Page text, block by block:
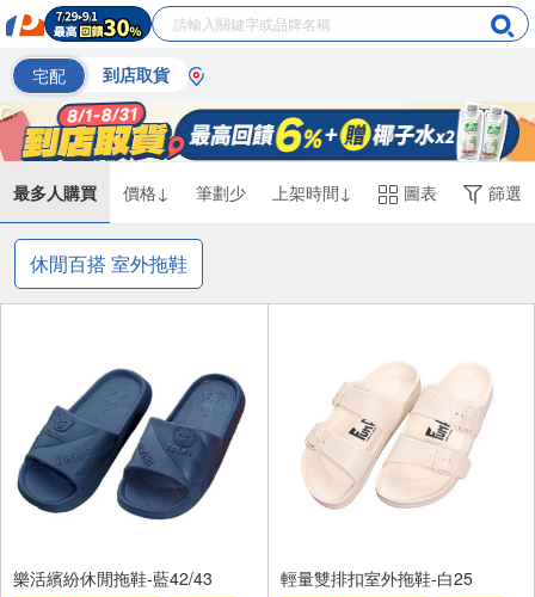
宅配 到店取貨
最多人購買 價格↓ 筆劃少 上架時間↓ 圖表 篩選
休閒百搭 室外拖鞋
樂活繽紛休閒拖鞋-藍42/43
輕量雙排扣室外拖鞋-白25